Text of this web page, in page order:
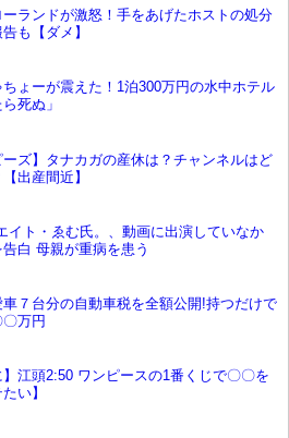
ーランドが激怒！手をあげたホストの処分
も【ダメ】
ょーが震えた！1泊300万円の水中ホテル
死ぬ」
ーズ】タナカガの産休は？チャンネルはど
出産間近】
イト・ゑむ氏。、動画に出演していなか
白 母親が重病を患う
７台分の自動車税を全額公開!持つだけで
万円
】江頭2:50 ワンピースの1番くじで〇〇を
い】